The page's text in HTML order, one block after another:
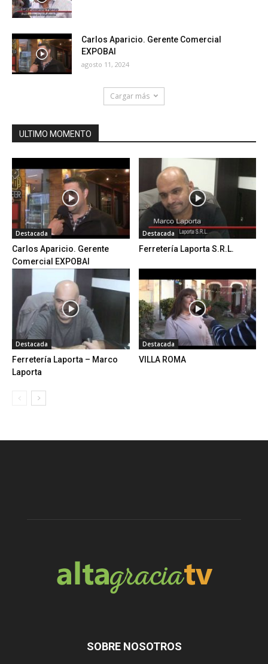
Carlos Aparicio. Gerente Comercial
EXPOBAI
agosto 11, 2024
Cargar más
ULTIMO MOMENTO
Destacada
Carlos Aparicio. Gerente
Comercial EXPOBAI
Destacada
Ferretería Laporta S.R.L.
Destacada
Ferretería Laporta – Marco
Laporta
Destacada
VILLA ROMA
SOBRE NOSOTROS